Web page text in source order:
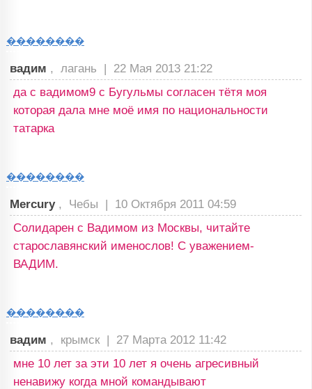
��������
вадим , лагань | 22 Мая 2013 21:22
да с вадимом9 с Бугульмы согласен тётя моя
которая дала мне моё имя по национальности
татарка
��������
Mercury , Чебы | 10 Октября 2011 04:59
Солидарен с Вадимом из Москвы, читайте
старославянский именослов! С уважением-
ВАДИМ.
��������
вадим , крымск | 27 Марта 2012 11:42
мне 10 лет за эти 10 лет я очень агресивный
ненавижу когда мной командывают